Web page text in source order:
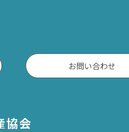
お問い合わせ
協会